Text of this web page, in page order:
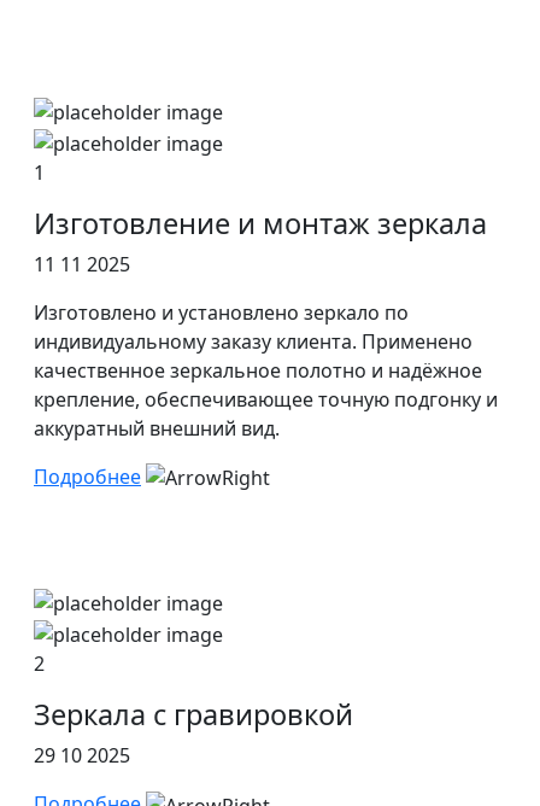
1
Изготовление и монтаж зеркала
11 11 2025
Изготовлено и установлено зеркало по
индивидуальному заказу клиента. Применено
качественное зеркальное полотно и надёжное
крепление, обеспечивающее точную подгонку и
аккуратный внешний вид.
Подробнее
2
Зеркала с гравировкой
29 10 2025